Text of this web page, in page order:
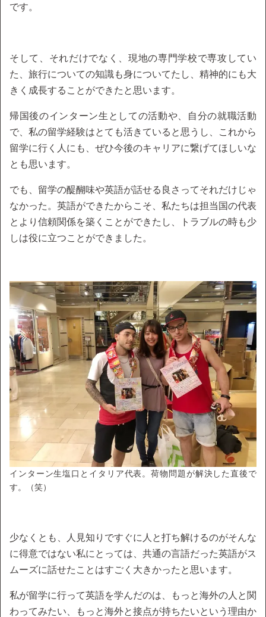
です。
そして、それだけでなく、現地の専門学校で専攻してい
た、旅行についての知識も身についてたし、精神的にも大
きく成長することができたと思います。
帰国後のインターン生としての活動や、自分の就職活動
で、私の留学経験はとても活きていると思うし、これから
留学に行く人にも、ぜひ今後のキャリアに繋げてほしいな
とも思います。
でも、留学の醍醐味や英語が話せる良さってそれだけじゃ
なかった。英語ができたからこそ、私たちは担当国の代表
とより信頼関係を築くことができたし、トラブルの時も少
しは役に立つことができました。
インターン生塩口とイタリア代表。荷物問題が解決した直後で
す。（笑）
少なくとも、人見知りですぐに人と打ち解けるのがそんな
に得意ではない私にとっては、共通の言語だった英語がス
ムーズに話せたことはすごく大きかったと思います。
私が留学に行って英語を学んだのは、もっと海外の人と関
わってみたい、もっと海外と接点が持ちたいという理由か